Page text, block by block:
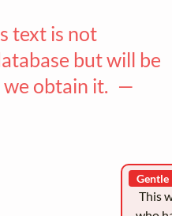
text is not
but will be
we obtain it. —
Gentle
This